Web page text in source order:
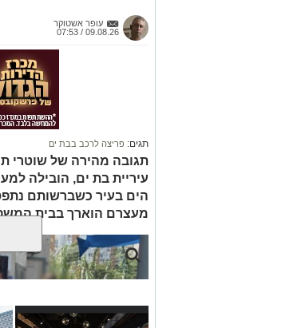
עופר אשטוקר
09.08.26 / 07:53
תגים: פריצה לרכב בבת ים
תגובה מהירה של שוטרי
עיריית בת ים, הובילה
הים בעיר כשברשותם
מעצרם הוארך בבית